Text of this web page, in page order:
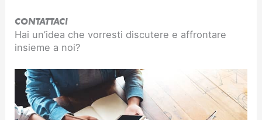
CONTATTACI
Hai un’idea che vorresti discutere e affrontare
insieme a noi?